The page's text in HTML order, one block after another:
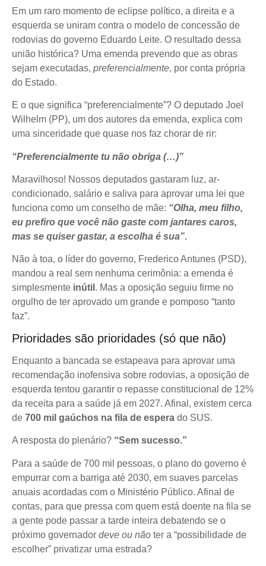
Em um raro momento de eclipse político, a direita e a
esquerda se uniram contra o modelo de concessão de
rodovias do governo Eduardo Leite. O resultado dessa
união histórica? Uma emenda prevendo que as obras
sejam executadas, preferencialmente, por conta própria
do Estado.
E o que significa “preferencialmente”? O deputado Joel
Wilhelm (PP), um dos autores da emenda, explica com
uma sinceridade que quase nos faz chorar de rir:
“Preferencialmente tu não obriga (…)”
Maravilhoso! Nossos deputados gastaram luz, ar-
condicionado, salário e saliva para aprovar uma lei que
funciona como um conselho de mãe: “Olha, meu filho,
eu prefiro que você não gaste com jantares caros,
mas se quiser gastar, a escolha é sua”.
Não à toa, o líder do governo, Frederico Antunes (PSD),
mandou a real sem nenhuma cerimônia: a emenda é
simplesmente inútil . Mas a oposição seguiu firme no
orgulho de ter aprovado um grande e pomposo “tanto
faz”.
Prioridades são prioridades (só que não)
Enquanto a bancada se estapeava para aprovar uma
recomendação inofensiva sobre rodovias, a oposição de
esquerda tentou garantir o repasse constitucional de 12%
da receita para a saúde já em 2027. Afinal, existem cerca
de 700 mil gaúchos na fila de espera do SUS.
A resposta do plenário? “Sem sucesso.”
Para a saúde de 700 mil pessoas, o plano do governo é
empurrar com a barriga até 2030, em suaves parcelas
anuais acordadas com o Ministério Público. Afinal de
contas, para que pressa com quem está doente na fila se
a gente pode passar a tarde inteira debatendo se o
próximo governador deve ou não ter a “possibilidade de
escolher” privatizar uma estrada?